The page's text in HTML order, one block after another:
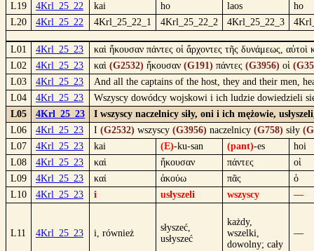
L19
4Krl_25_22 kai ho laos
ho
L20
4Krl_25_22 4Krl_25_22_1 4Krl_25_22_2 4Krl_25_22_3
L01 4Krl_25_23
καὶ ἤκουσαν πάντες οἱ ἄρχοντες τῆς δυνάμεως,
L02
4Krl_25_23 καὶ (G2532) ἤκουσαν (G191) πάντες (G3956) οἱ
L03
4Krl_25_23
And all the captains of the host, they and their men,
L04
4Krl_25_23
Wszyscy dowódcy wojskowi i ich ludzie dowiedzieli
L05
4Krl_25_23
I wszyscy naczelnicy siły, oni i ich mężowie,
L06
4Krl_25_23 I (G2532) wszyscy (G3956) naczelnicy (G758) siły
L07
4Krl_25_23 kai (E)-ku-san (pant)-es
hoi
L08
4Krl_25_23 καὶ ἤκουσαν πάντες
οἱ
L09
4Krl_25_23 καί ἀκούω πᾶς
ὁ
L10
4Krl_25_23 i usłyszeli wszyscy —
L11 4Krl_25_23 i, również
słyszeć,
usłyszeć
każdy,
wszelki,
dowolny; cały
—